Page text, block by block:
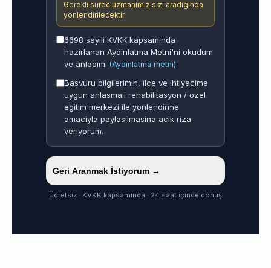
Gerekli surec uzmanimiz sizi aradiginda
yonlendirilecektir.
6698 sayili KVKK kapsaminda
hazirlanan Aydinlatma Metni'ni okudum
ve anladim. (Aydinlatma metni)
Basvuru bilgilerimin, ilce ve ihtiyacima
uygun anlasmali rehabilitasyon / ozel
egitim merkezi ile yonlendirme
amaciyla paylasilmasina acik riza
veriyorum.
Geri Aranmak İstiyorum →
Ücretsiz · KVKK kapsamında · 24 saat içinde dönüş